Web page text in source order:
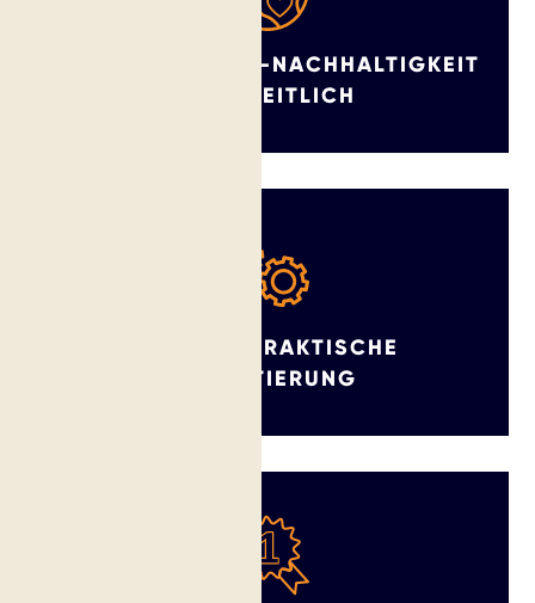
VERSTEHE HOTEL-NACHHALTIGKEIT
GANZHEITLICH
ERHALTE PRAKTISCHE
ORIENTIERUNG